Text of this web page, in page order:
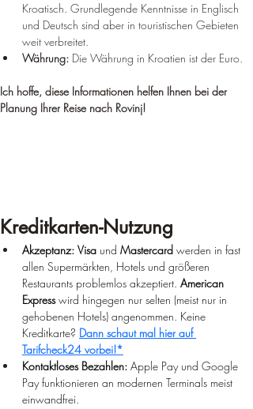
Kroatisch. Grundlegende Kenntnisse in Englisch
und Deutsch sind aber in touristischen Gebieten
weit verbreitet.
Währung: Die Währung in Kroatien ist der Euro.
Ich hoffe, diese Informationen helfen Ihnen bei der
Planung Ihrer Reise nach Rovinj!
Kreditkarten-Nutzung
Akzeptanz: Visa und Mastercard werden in fast
allen Supermärkten, Hotels und größeren
Restaurants problemlos akzeptiert. American
Express wird hingegen nur selten (meist nur in
gehobenen Hotels) angenommen. Keine
Kreditkarte? Dann schaut mal hier auf
Tarifcheck24 vorbei!*
Kontaktloses Bezahlen: Apple Pay und Google
Pay funktionieren an modernen Terminals meist
einwandfrei.